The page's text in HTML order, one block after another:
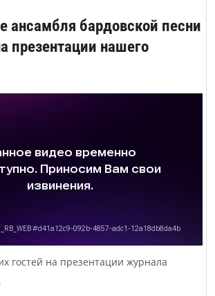
ансамбля бардовской песни
презентации нашего
гостей на презентации журнала